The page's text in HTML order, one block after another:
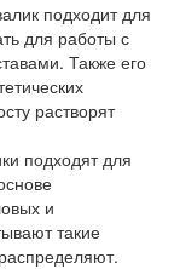
подходит для
для работы с
Также его
растворят
подходят для
и
такие